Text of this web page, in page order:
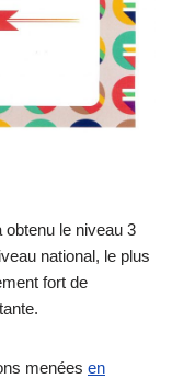
obtenu le niveau 3
national, le plus
fort de
menées en